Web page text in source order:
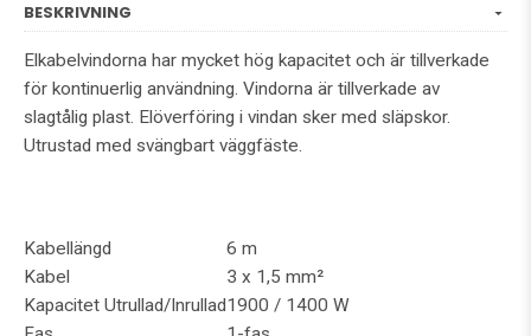
BESKRIVNING
Elkabelvindorna har mycket hög kapacitet och är tillverkade
för kontinuerlig användning. Vindorna är tillverkade av
slagtålig plast. Elöverföring i vindan sker med släpskor.
Utrustad med svängbart väggfäste.
Kabellängd
6 m
Kabel
3 x 1,5 mm²
Kapacitet Utrullad/Inrullad1900 / 1400 W